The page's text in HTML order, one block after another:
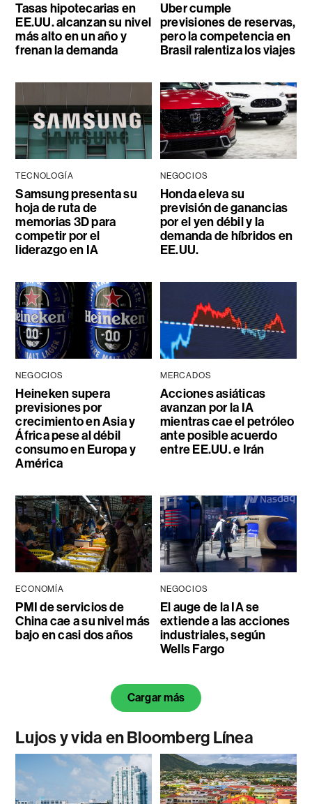
Tasas hipotecarias en
EE.UU. alcanzan su nivel
más alto en un año y
frenan la demanda
Uber cumple
previsiones de reservas,
pero la competencia en
Brasil ralentiza los viajes
TECNOLOGÍA
Samsung presenta su
hoja de ruta de
memorias 3D para
competir por el
liderazgo en IA
NEGOCIOS
Honda eleva su
previsión de ganancias
por el yen débil y la
demanda de híbridos en
EE.UU.
NEGOCIOS
Heineken supera
previsiones por
crecimiento en Asia y
África pese al débil
consumo en Europa y
América
MERCADOS
Acciones asiáticas
avanzan por la IA
mientras cae el petróleo
ante posible acuerdo
entre EE.UU. e Irán
ECONOMÍA
PMI de servicios de
China cae a su nivel más
bajo en casi dos años
NEGOCIOS
El auge de la IA se
extiende a las acciones
industriales, según
Wells Fargo
Cargar más
Lujos y vida en Bloomberg Línea